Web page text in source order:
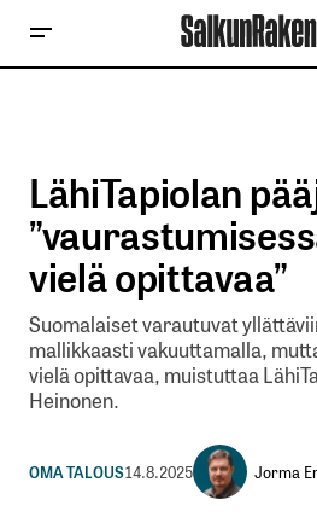
LähiTapiolan
vielä opittavaa”
Suomalaiset varautuvat
mallikkaasti vakuuttamalla,
vielä opittavaa, muistuttaa
Heinonen.
OMA TALOUS14.8.2025 Jorma